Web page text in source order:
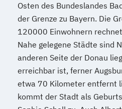
Osten des Bundeslandes
der Grenze zu Bayern. Die
120000 Einwohnern
Nahe gelegene Städte sind
anderen Seite der Donau
erreichbar ist, ferner
etwa 70 Kilometer entfernt
kommt der Stadt als